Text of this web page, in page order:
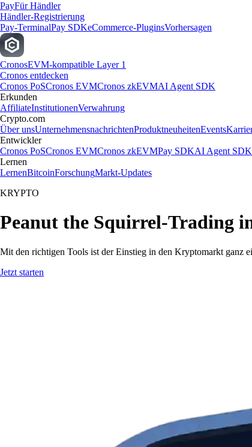
PayFür Händler
Händler-Registrierung
Pay-TerminalPay SDKeCommerce-PluginsVorhersagen
CronosEVM-kompatible Layer 1
Cronos entdecken
Cronos PoSCronos EVMCronos zkEVMAI Agent SDK
Erkunden
AffiliateInstitutionenVerwahrung
Crypto.com
Über unsUnternehmensnachrichtenProduktneuheitenEvents
Entwickler
Cronos PoSCronos EVMCronos zkEVMPay SDKAI Agent SDK
Lernen
LernenBitcoinForschungMarkt-Updates
KRYPTO
Peanut the Squirrel-Trading
Mit den richtigen Tools ist der Einstieg in den Kryptomarkt ganz
Jetzt starten